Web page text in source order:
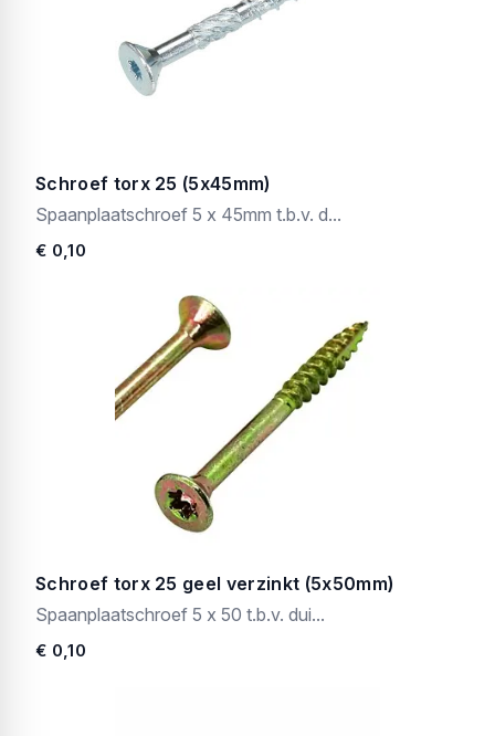
Schroef torx 25 (5x45mm)
Spaanplaatschroef 5 x 45mm t.b.v. d...
€ 0,10
Schroef torx 25 geel verzinkt (5x50mm)
Spaanplaatschroef 5 x 50 t.b.v. dui...
€ 0,10